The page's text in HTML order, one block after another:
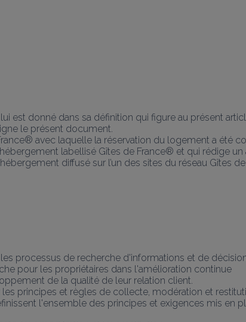
est donné dans sa définition qui figure au présent
le présent document.
avec laquelle la réservation du logement a été
labellisé Gîtes de France® et qui rédige un
diffusé sur l’un des sites du réseau Gîtes
processus de recherche d'informations et de
pour les propriétaires dans l'amélioration continue
de la qualité de leur relation client.
principes et règles de collecte, modération et
l'ensemble des principes et exigences mis en